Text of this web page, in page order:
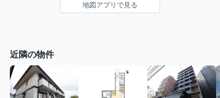
地図アプリで見る
近隣の物件